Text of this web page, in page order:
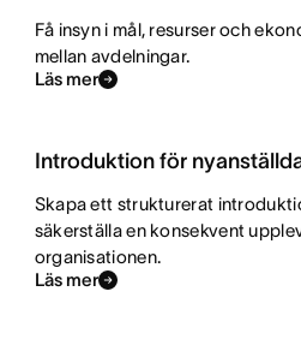
Få insyn i mål, resurser och
mellan avdelningar.
Läs mer
Introduktion för
Skapa ett strukturerat
säkerställa en konsekvent
organisationen.
Läs mer